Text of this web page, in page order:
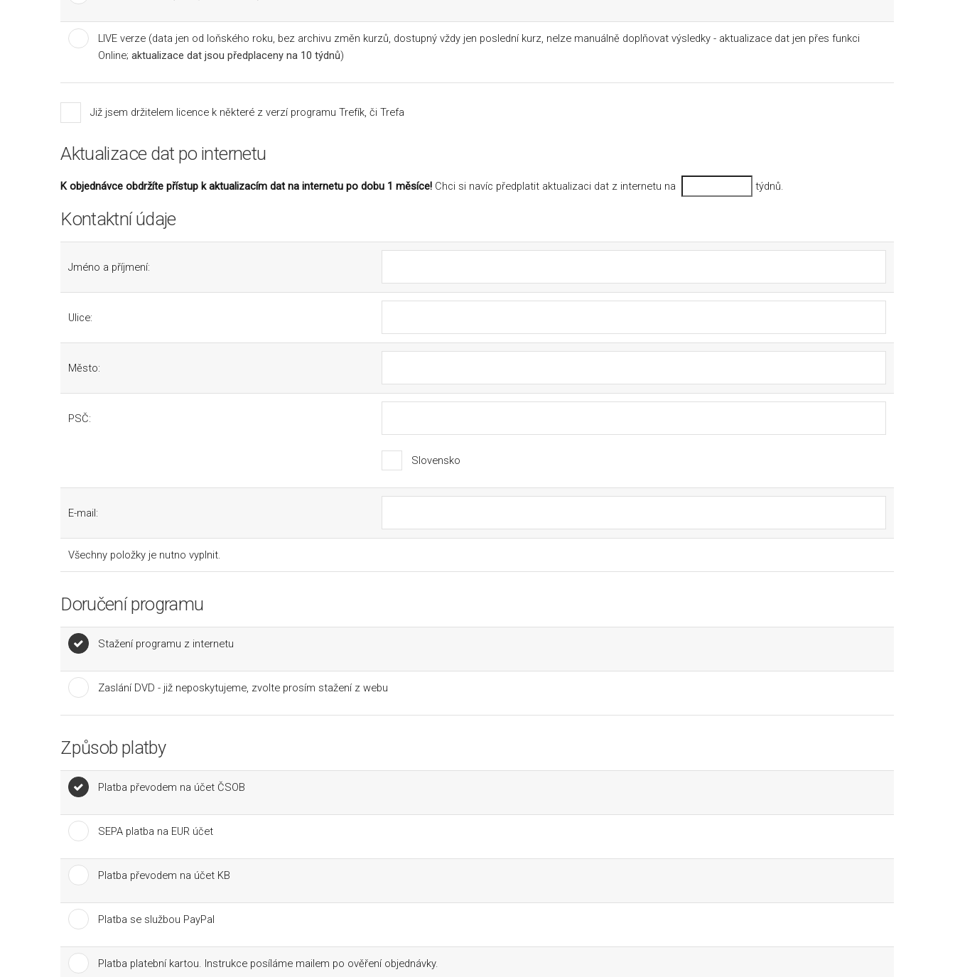
LIVE verze (data jen od loňského roku, bez archivu změn kurzů, dostupný vždy jen poslední kurz, nelze manuálně doplňovat výsledky - aktualizace dat jen přes funkci
Online; aktualizace dat jsou předplaceny na 10 týdnů)
Již jsem držitelem licence k některé z verzí programu Trefík, či Trefa
Aktualizace dat po internetu
K objednávce obdržíte přístup k aktualizacím dat na internetu po dobu 1 měsíce! Chci si navíc předplatit aktualizaci dat z internetu na týdnů.
Kontaktní údaje
Jméno a příjmení:
Ulice:
Město:
PSČ:
Slovensko
E-mail:
Všechny položky je nutno vyplnit.
Doručení programu
Stažení programu z internetu
Zaslání DVD - již neposkytujeme, zvolte prosím stažení z webu
Způsob platby
Platba převodem na účet ČSOB
SEPA platba na EUR účet
Platba převodem na účet KB
Platba se službou PayPal
Platba platební kartou. Instrukce posíláme mailem po ověření objednávky.